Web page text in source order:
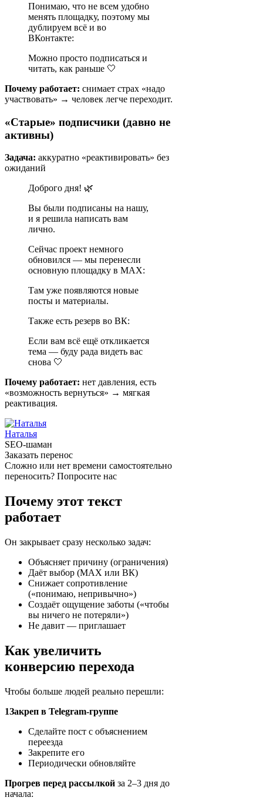
Понимаю, что не всем удобно
менять площадку, поэтому мы
дублируем всё и во
ВКонтакте:
Можно просто подписаться и
читать, как раньше 🤍
Почему работает: снимает страх «надо
участвовать» → человек легче переходит.
«Старые» подписчики (давно не
активны)
Задача: аккуратно «реактивировать» без
ожиданий
Доброго дня! 🌿
Вы были подписаны на нашу,
и я решила написать вам
лично.
Сейчас проект немного
обновился — мы перенесли
основную площадку в MAX:
Там уже появляются новые
посты и материалы.
Также есть резерв во ВК:
Если вам всё ещё откликается
тема — буду рада видеть вас
снова 🤍
Почему работает: нет давления, есть
«возможность вернуться» → мягкая
реактивация.
Наталья
SEO-шаман
Заказать перенос
Сложно или нет времени самостоятельно
переносить? Попросите нас
Почему этот текст
работает
Он закрывает сразу несколько задач:
Объясняет причину (ограничения)
Даёт выбор (MAX или ВК)
Снижает сопротивление
(«понимаю, непривычно»)
Создаёт ощущение заботы («чтобы
вы ничего не потеряли»)
Не давит — приглашает
Как увеличить
конверсию перехода
Чтобы больше людей реально перешли:
1Закреп в Telegram-группе
Сделайте пост с объяснением
переезда
Закрепите его
Периодически обновляйте
Прогрев перед рассылкой за 2–3 дня до
начала: